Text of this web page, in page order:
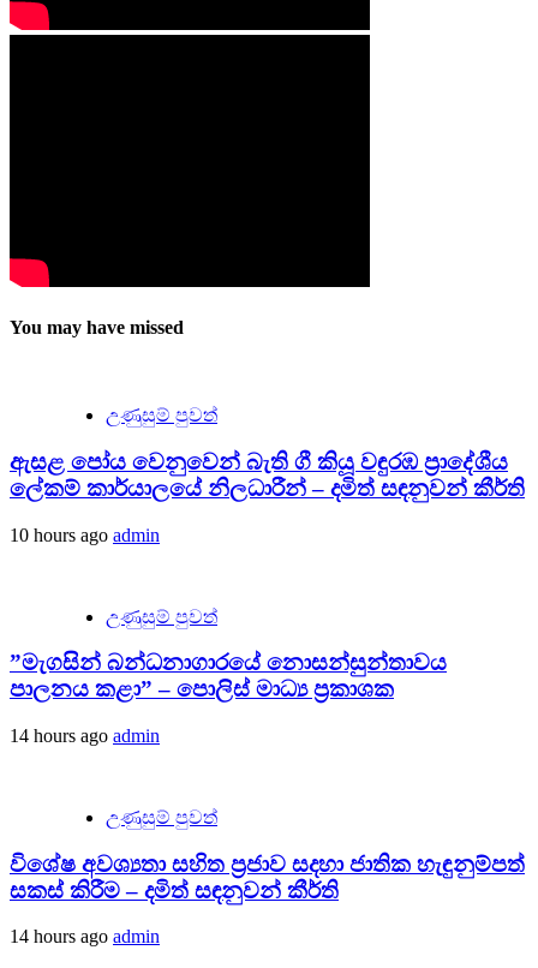
You may have missed
උණුසුම් පුවත්
ඇසළ පෝය වෙනුවෙන් බැති ගී කියූ වඳුරඹ ප්‍රාදේශීය
ලේකම් කාර්යාලයේ නිලධාරීන් – දමිත් සඳනුවන් කීර්ති
10 hours ago admin
උණුසුම් පුවත්
”මැගසින් බන්ධනාගාරයේ නොසන්සුන්තාවය
පාලනය කළා” – පොලිස් මාධ්‍ය ප්‍රකාශක
14 hours ago admin
උණුසුම් පුවත්
විශේෂ අවශ්‍යතා සහිත ප්‍රජාව සදහා ජාතික හැඳුනුම්පත්
සකස් කිරීම – දමිත් සඳනුවන් කීර්ති
14 hours ago admin